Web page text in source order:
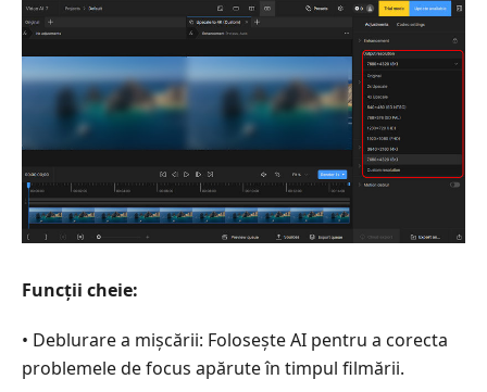
Funcții cheie:
• Deblurare a mișcării: Folosește AI pentru a corecta
problemele de focus apărute în timpul filmării.